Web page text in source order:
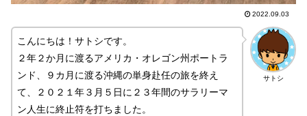
2022.09.03
サトシ
こんにちは！サトシです。
２年２か月に渡るアメリカ・オレゴン州ポートラ
ンド、９カ月に渡る沖縄の単身赴任の旅を終え
て、２０２１年３月５日に２３年間のサラリーマ
ン人生に終止符を打ちました。